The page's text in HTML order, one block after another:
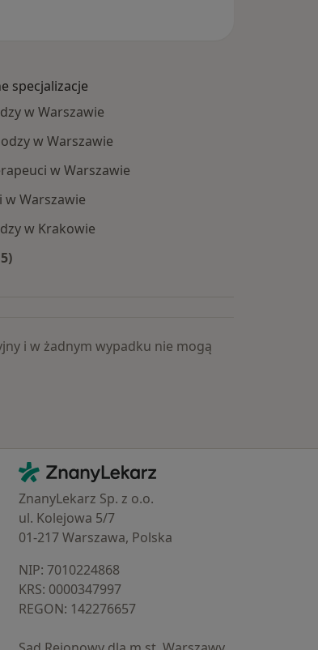
specjalizacje
w Warszawie
w Warszawie
w Warszawie
Warszawie
w Krakowie
i w żadnym wypadku nie mogą
Kontakt
ZnanyLekarz - Strona główna
ZnanyLekarz Sp. z o.o.
ul. Kolejowa 5/7
01-217 Warszawa, Polska
NIP: ⁠7010224868
KRS: ⁠0000347997
REGON: ⁠142276657